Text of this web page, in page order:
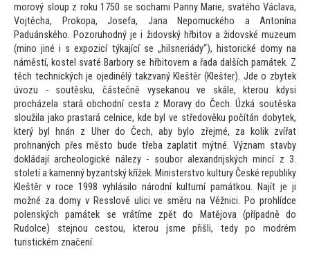
morový sloup z roku 1750 se sochami Panny Marie, svatého Václava,
Vojtěcha, Prokopa, Josefa, Jana Nepomuckého a Antonína
Paduánského. Pozoruhodný je i židovský hřbitov a židovské muzeum
(mino jiné i s expozicí týkající se „hilsneriády“), historické domy na
náměstí, kostel svaté Barbory se hřbitovem a řada dalších památek. Z
těch technických je ojedinělý takzvaný Kleštěr (Klešter). Jde o zbytek
úvozu - soutěsku, částečně vysekanou ve skále, kterou kdysi
procházela stará obchodní cesta z Moravy do Čech. Úzká soutěska
sloužila jako prastará celnice, kde byl ve středověku počítán dobytek,
který byl hnán z Uher do Čech, aby bylo zřejmé, za kolik zvířat
prohnaných přes město bude třeba zaplatit mýtné. Význam stavby
dokládají archeologické nálezy - soubor alexandrijských mincí z 3.
století a kamenný byzantský křížek. Ministerstvo kultury České republiky
Kleštěr v roce 1998 vyhlásilo národní kulturní památkou. Najít je ji
možné za domy v Resslově ulici ve směru na Věžnici. Po prohlídce
polenských památek se vrátíme zpět do Matějova (případně do
Rudolce) stejnou cestou, kterou jsme přišli, tedy po modrém
turistickém značení.